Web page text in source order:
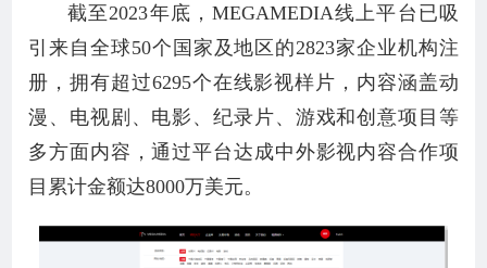
截至2023年底，MEGAMEDIA线上平台已吸
引来自全球50个国家及地区的2823家企业机构注
册，拥有超过6295个在线影视样片，内容涵盖动
漫、电视剧、电影、纪录片、游戏和创意项目等
多方面内容，通过平台达成中外影视内容合作项
目累计金额达8000万美元。